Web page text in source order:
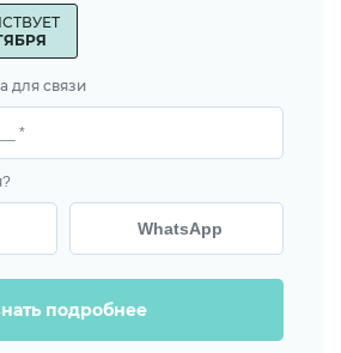
для связи
WhatsApp
подробнее